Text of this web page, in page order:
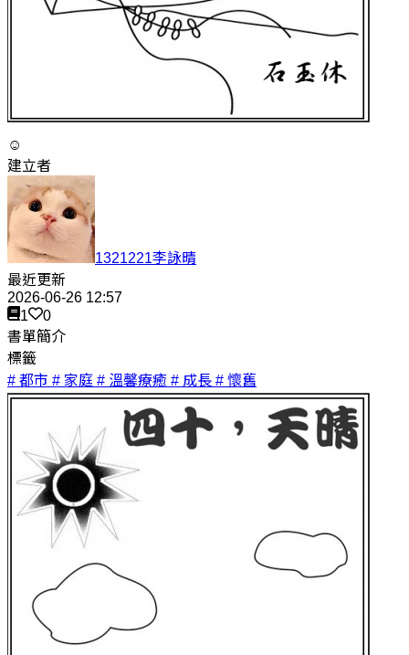
☺
建立者
1321221李詠晴
最近更新
2026-06-26 12:57
1
0
書單簡介
標籤
# 都市 # 家庭 # 溫馨療癒 # 成長 # 懷舊